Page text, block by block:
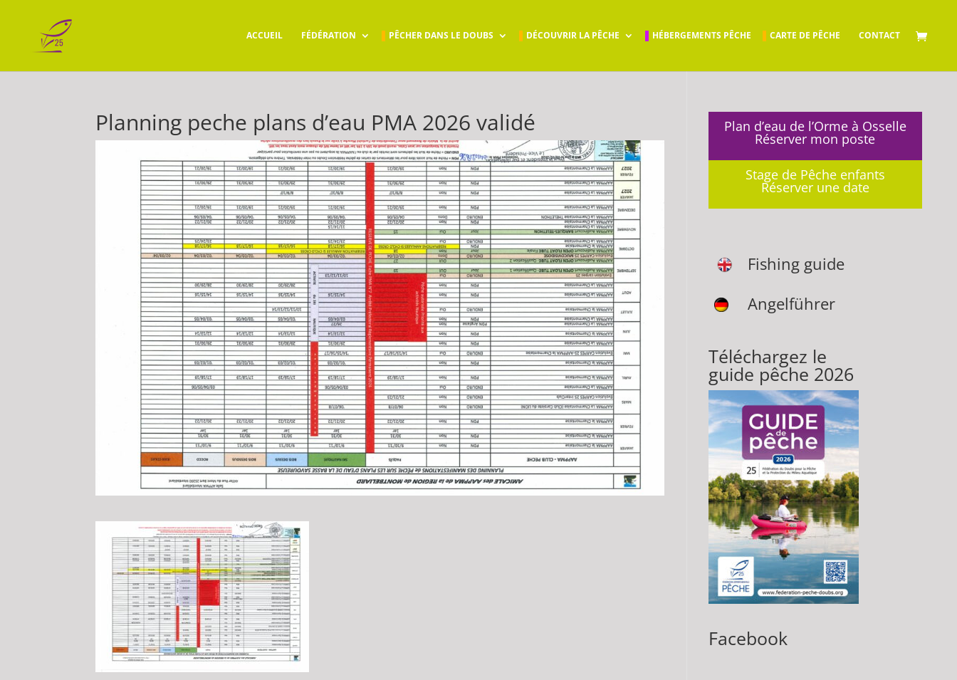
ACCUEIL FÉDÉRATION PÊCHER DANS LE DOUBS DÉCOUVRIR LA PÊCHE HÉBERGEMENTS PÊCHE CARTE DE PÊCHE CONTACT
Planning peche plans d’eau PMA 2026 validé Plan d’eau de l’Orme à Osselle
Réserver mon poste
Stage de Pêche enfants
Réserver une date
Fishing guide
Angelführer
Téléchargez le
guide pêche 2026
Facebook